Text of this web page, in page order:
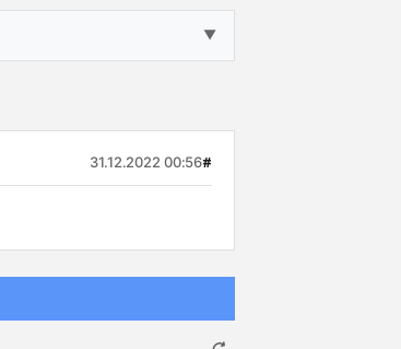
▼
31.12.2022 00:56#